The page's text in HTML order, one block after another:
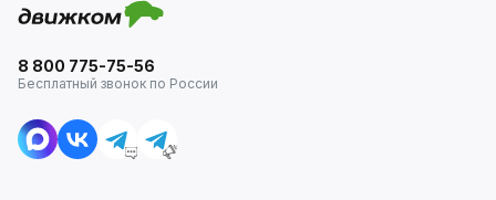
8 800 775-75-56
Бесплатный звонок по России